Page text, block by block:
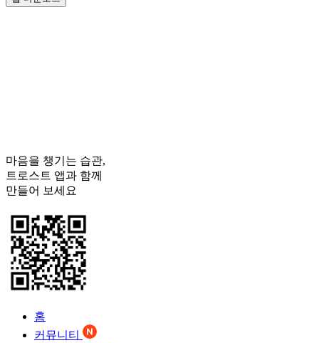
마음을 챙기는 습관,
트로스트 앱과 함께
만들어 보세요
홈
커뮤니티